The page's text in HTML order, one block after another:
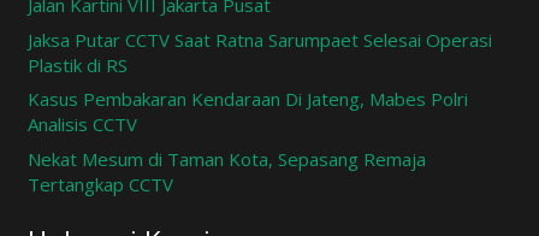
Jalan Kartini VIII Jakarta Pusat
Jaksa Putar CCTV Saat Ratna Sarumpaet Selesai Operasi
Plastik di RS
Kasus Pembakaran Kendaraan Di Jateng, Mabes Polri
Analisis CCTV
Nekat Mesum di Taman Kota, Sepasang Remaja
Tertangkap CCTV